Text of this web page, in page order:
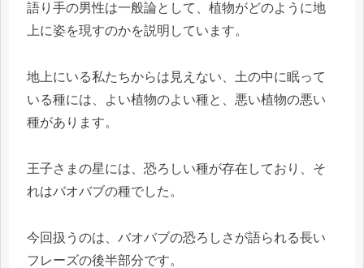
語り手の男性は一般論として、植物がどのように地
上に姿を現すのかを説明しています。
地上にいる私たちからは見えない、土の中に眠って
いる種には、よい植物のよい種と、悪い植物の悪い
種があります。
王子さまの星には、恐ろしい種が存在しており、そ
れはバオバブの種でした。
今回扱うのは、バオバブの恐ろしさが語られる長い
フレーズの後半部分です。